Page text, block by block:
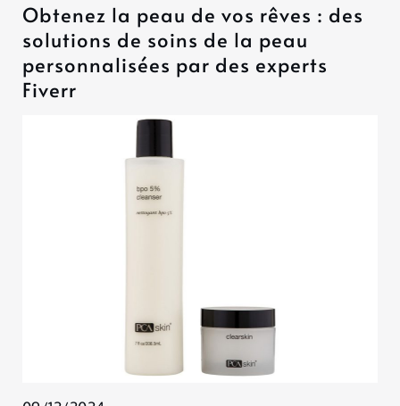
Obtenez la peau de vos rêves : des
solutions de soins de la peau
personnalisées par des experts
Fiverr